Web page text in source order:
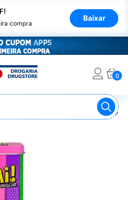
compra
Baixar
0
Chicletes